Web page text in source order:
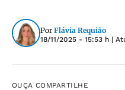
Por Flávia Requião
18/11/2025 - 15:53 h |
OUÇA COMPARTILHE